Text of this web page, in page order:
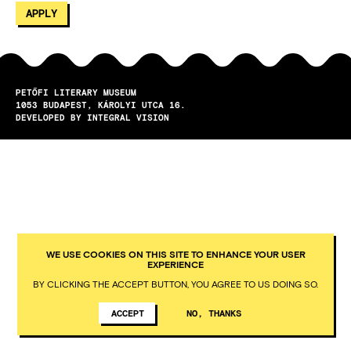
PETŐFI LITERARY MUSEUM
1053
BUDAPEST
KÁROLYI UTCA 16.
DEVELOPED BY INTEGRAL VISION
WE USE COOKIES ON THIS SITE TO ENHANCE YOUR USER
EXPERIENCE
BY CLICKING THE ACCEPT BUTTON, YOU AGREE TO US DOING SO.
ACCEPT NO, THANKS